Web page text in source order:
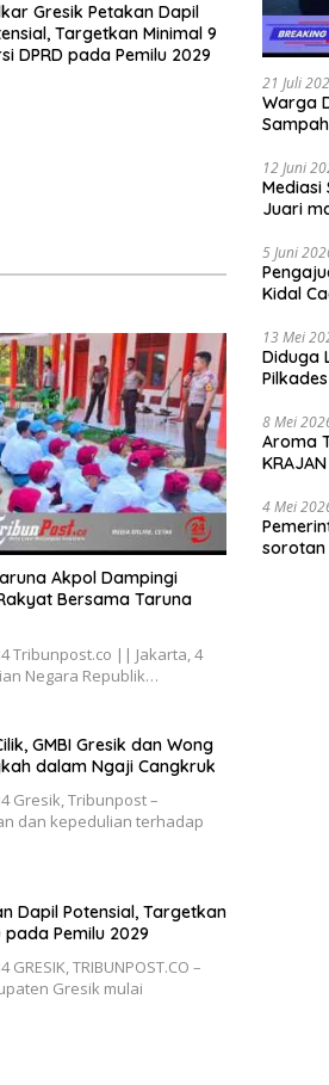
Gresik Petakan Dapil
Targetkan Minimal 9
DPRD pada Pemilu 2029
Akpol Dampingi
Bersama Taruna
Tribunpost.co || Jakarta, 4
Negara Republik…
GMBI Gresik dan Wong
dalam Ngaji Cangkruk
Gresik, Tribunpost –
dan kepedulian terhadap
Dapil Potensial, Targetkan
pada Pemilu 2029
TRIBUNPOST.CO –
Gresik mulai
21 Juli
Warga
12 Juni
Mediasi
Juari
5 Juni
Kidal
13 Mei
Diduga
8 Mei
Aroma
4 Mei
sorotan